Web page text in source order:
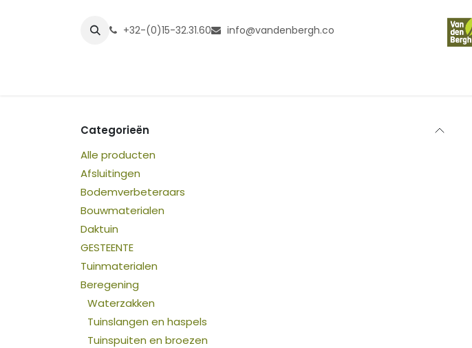
+32-(0)15-32.31.60 info@vandenbergh.co
Categorieën
Alle producten
Afsluitingen
Bodemverbeteraars
Bouwmaterialen
Daktuin
GESTEENTE
Tuinmaterialen
Beregening
Waterzakken
Tuinslangen en haspels
Tuinspuiten en broezen